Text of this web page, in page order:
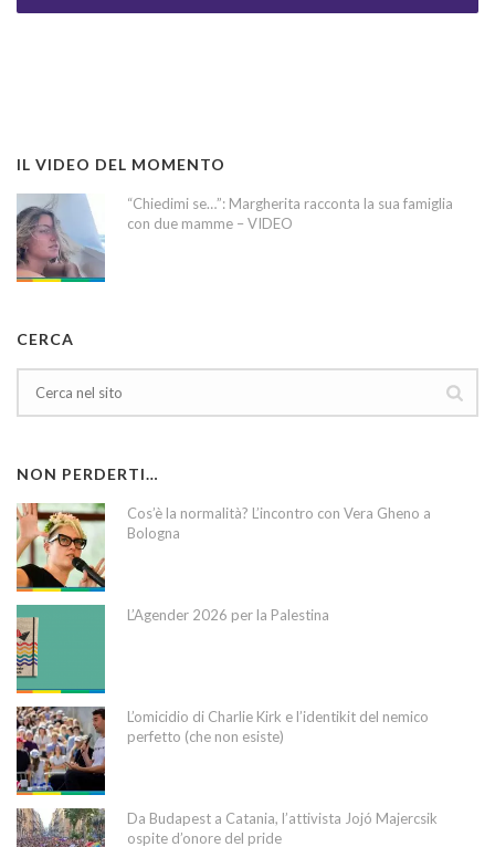
IL VIDEO DEL MOMENTO
“Chiedimi se…”: Margherita racconta la sua famiglia
con due mamme – VIDEO
CERCA
NON PERDERTI…
Cos’è la normalità? L’incontro con Vera Gheno a
Bologna
L’Agender 2026 per la Palestina
L’omicidio di Charlie Kirk e l’identikit del nemico
perfetto (che non esiste)
Da Budapest a Catania, l’attivista Jojó Majercsik
ospite d’onore del pride